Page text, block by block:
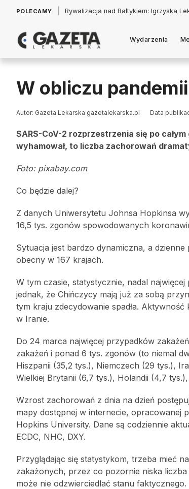
POLECAMY Łukasz Jankowski: Politycy w pogoni
Wydarzenia
W obliczu pandemii
Autor: Gazeta Lekarska gazetalekarska.pl Data
SARS-CoV-2 rozprzestrzenia się po
wyhamował, to liczba zachorowań
Foto: pixabay.com
Co będzie dalej?
Z danych Uniwersytetu Johnsa Hopkinsa
16,5 tys. zgonów spowodowanych
Sytuacja jest bardzo dynamiczna, a
obecny w 167 krajach.
W tym czasie, statystycznie, nadal
jednak, że Chińczycy mają już za sobą
tym kraju zdecydowanie spadła.
w Iranie.
Do 24 marca najwięcej przypadków
zakażeń i ponad 6 tys. zgonów (to niemal
Hiszpanii (35,2 tys.), Niemczech (29 tys.),
Wielkiej Brytanii (6,7 tys.), Holandii (4,7
Wzrost zachorowań z dnia na dzień
mapy dostępnej w internecie, opracowanej
Hopkins University. Dane są codziennie
ECDC, NHC, DXY.
Przyglądając się statystykom, trzeba mieć
zakażonych, przez co pozornie niska
może nie odzwierciedlać stanu